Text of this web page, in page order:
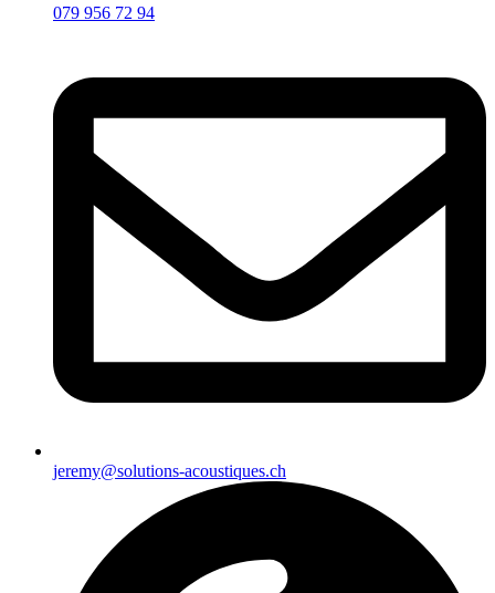
079 956 72 94
jeremy@solutions-acoustiques.ch